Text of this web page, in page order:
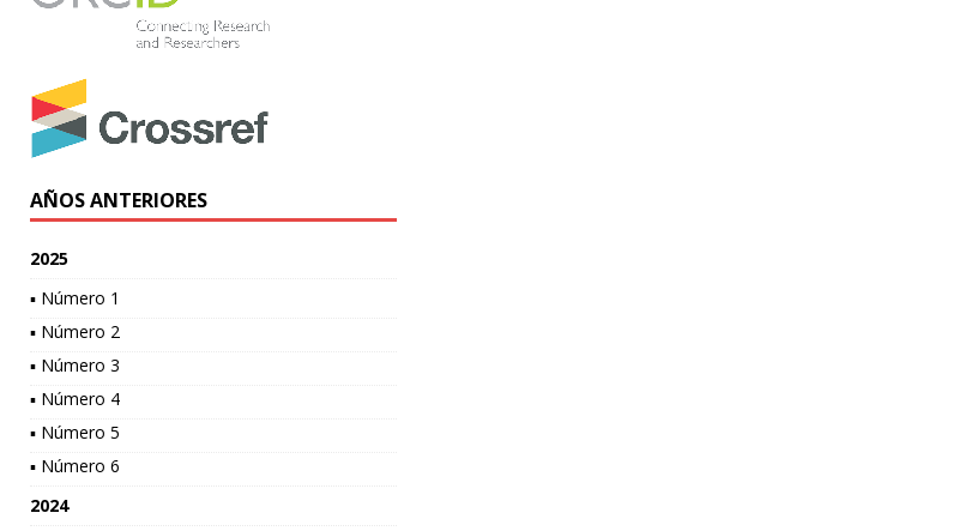
AÑOS ANTERIORES
2025
▪ Número 1
▪ Número 2
▪ Número 3
▪ Número 4
▪ Número 5
▪ Número 6
2024